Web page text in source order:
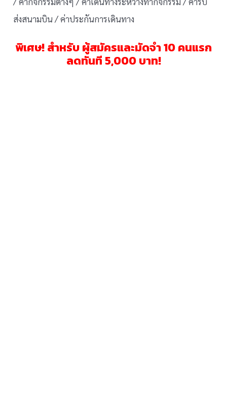
ส่งสนามบิน / ค่าประกันการเดินทาง
พิเศษ! สำหรับ ผู้สมัครและมัดจำ 10 คนแรก
ลดทันที 5,000 บาท!